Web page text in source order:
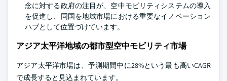
念に対する政府の注目が、空中モビリティシステムの導入
を促進し、同国を地域市場における重要なイノベーション
ハブとして位置づけています。
アジア太平洋地域の都市型空中モビリティ市場
アジア太平洋市場は、予測期間中に28%という最も高いCAGR
で成長すると見込まれています。